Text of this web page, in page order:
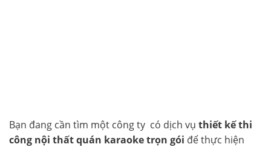
Bạn đang cần tìm một công ty có dịch vụ thiết kế thi
công nội thất quán karaoke trọn gói để thực hiện